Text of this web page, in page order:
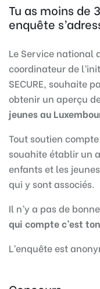
Tu as moins de
enquête
Le Service national
coordinateur de
SECURE, souhaite
obtenir un aperçu
jeunes au
Tout soutien compte
souahite établir un
enfants et les
qui y sont associés.
Il n’y a pas de
qui compte c’est
L’enquête est